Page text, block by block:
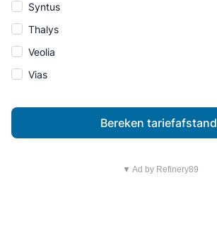
Syntus
Thalys
Veolia
Vias
Bereken tariefafstand
▼ Ad by Refinery89